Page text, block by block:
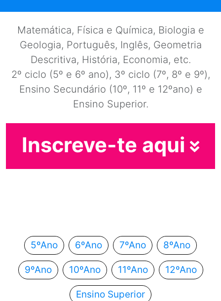
Matemática, Física e Química, Biologia e
Geologia, Português, Inglês, Geometria
Descritiva, História, Economia, etc.
2º ciclo (5º e 6º ano), 3º ciclo (7º, 8º e 9º),
Ensino Secundário (10º, 11º e 12ºano) e
Ensino Superior.
Inscreve-te aqui
5ºAno 6ºAno 7ºAno 8ºAno
9ºAno 10ºAno 11ºAno 12ºAno
Ensino Superior